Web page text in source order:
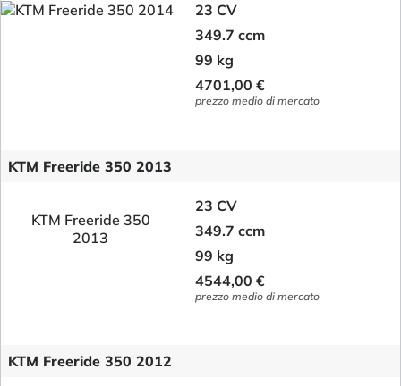
23 CV
349.7 ccm
99 kg
4701,00 €
prezzo medio di mercato
KTM Freeride 350 2013
KTM Freeride 350
2013
23 CV
349.7 ccm
99 kg
4544,00 €
prezzo medio di mercato
KTM Freeride 350 2012